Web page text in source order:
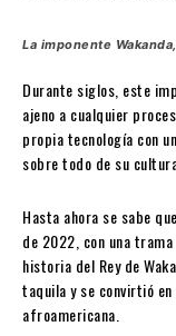
La imponente
Durante siglos, este
ajeno a cualquier
propia tecnología con
sobre todo de su
Hasta ahora se sabe que
de 2022, con una
historia del Rey de
taquila y se convirtió
afroamericana.